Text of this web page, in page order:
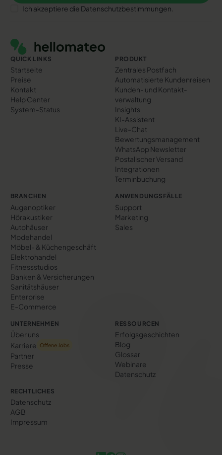
Ich akzeptiere die Datenschutzbestimmungen.
QUICK LINKS
Startseite
Preise
Kontakt
Help Center
System-Status
PRODUKT
Zentrales Postfach
Automatisierte Kundenreisen
Kunden- und Kontakt­
verwaltung
Insights
KI-Assistent
Live-Chat
Bewertungs­management
WhatsApp Newsletter
Postalischer Versand
Integrationen
Terminbuchung
BRANCHEN
Augenoptiker
Hörakustiker
Autohäuser
Modehandel
Möbel- & Küchengeschäft
Elektrohandel
Fitnessstudios
Banken & Versicherungen
Sanitätshäuser
Enterprise
E-Commerce
ANWENDUNGSFÄLLE
Support
Marketing
Sales
UNTERNEHMEN
Über uns
Karriere
Offene Jobs
Partner
Presse
RESSOURCEN
Erfolgs­geschichten
Blog
Glossar
Webinare
Datenschutz
RECHTLICHES
Datenschutz
AGB
Impressum